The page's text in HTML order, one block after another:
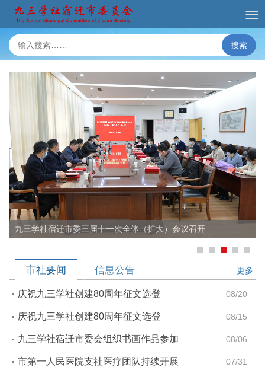
搜索
九三学社宿迁市委三届十一次全体（扩大）会议召开
市社要闻 信息公告 更多
08/20
庆祝九三学社创建80周年征文选登
（二）|与九三共奋进——教育深耕与履
职担当的初心实践
08/15
庆祝九三学社创建80周年征文选登
（一）|灯塔永驻 微光同行——我的九三
成长印记
08/06
九三学社宿迁市委会组织书画作品参加
社省委会纪念中国人民抗日战争胜利80 07/31
市第一人民医院支社医疗团队持续开展